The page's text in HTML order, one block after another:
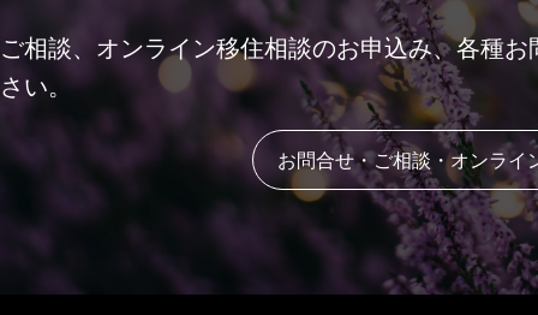
ご相談、オンライン移住相談のお申込み、各種
さい。
お問合せ・ご相談・オンライ